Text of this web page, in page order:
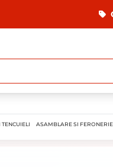
ASAMBLARE SI FERONERIE